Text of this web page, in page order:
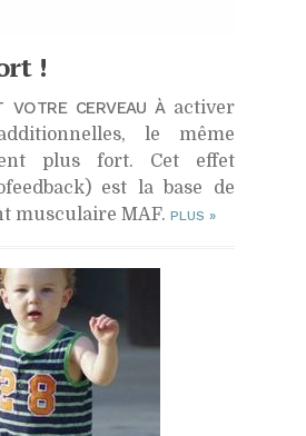
!
VOTRE CERVEAU Àactiver
le même
plus fort. Cet effet
est la base de
musculaire MAF. PLUS »